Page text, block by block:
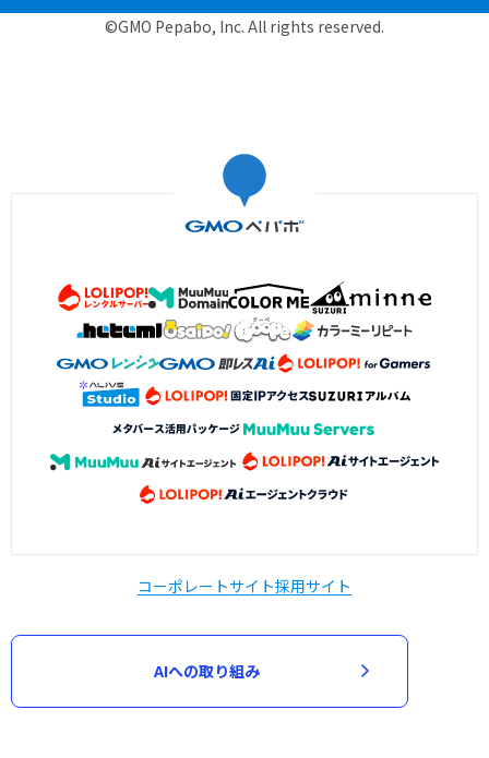
©GMO Pepabo, Inc. All rights reserved.
コーポレートサイト採用サイト
AIへの取り組み